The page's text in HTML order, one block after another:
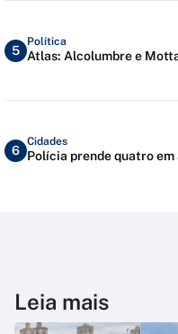
5
Política
Atlas: Alcolumbre e
6
Cidades
Polícia prende quatro em
Leia mais